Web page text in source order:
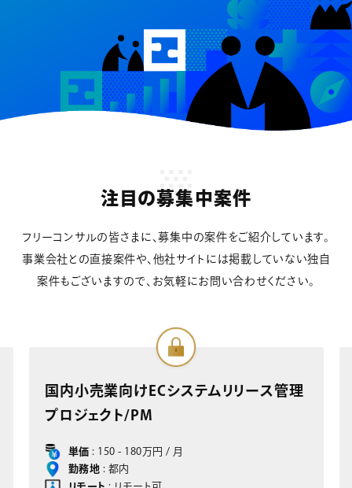
注目の募集中案件
フリーコンサルの皆さまに、募集中の案件をご紹介しています。
事業会社との直接案件や、他社サイトには掲載していない独自
案件もございますので、お気軽にお問い合わせください。
リリース管理
部品製造業向けSAP S/
ジェクト/ FI/COサポートコンサ
単価